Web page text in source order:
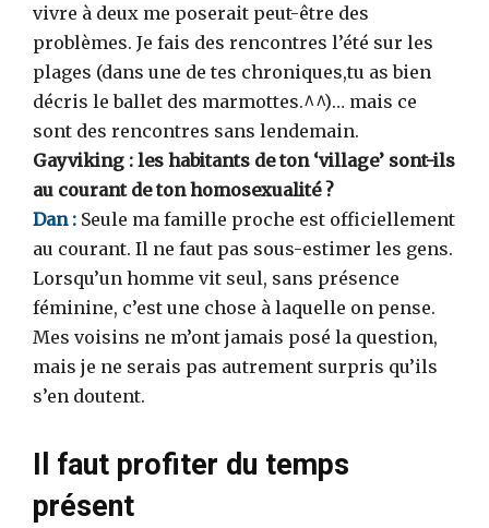
vivre à deux me poserait peut-être des
problèmes. Je fais des rencontres l’été sur les
plages (dans une de tes chroniques,tu as bien
décris le ballet des marmottes.^^)… mais ce
sont des rencontres sans lendemain.
Gayviking : les habitants de ton ‘village’ sont-ils
au courant de ton homosexualité ?
Dan : Seule ma famille proche est officiellement
au courant. Il ne faut pas sous-estimer les gens.
Lorsqu’un homme vit seul, sans présence
féminine, c’est une chose à laquelle on pense.
Mes voisins ne m’ont jamais posé la question,
mais je ne serais pas autrement surpris qu’ils
s’en doutent.
Il faut profiter du temps
présent